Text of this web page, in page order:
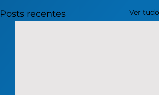
Posts recentes Ver tudo